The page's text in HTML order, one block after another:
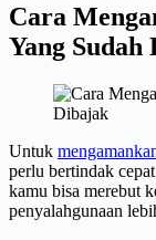
Cara
Yang Sudah
Untuk
perlu bertindak
kamu bisa merebut
penyalahgunaan